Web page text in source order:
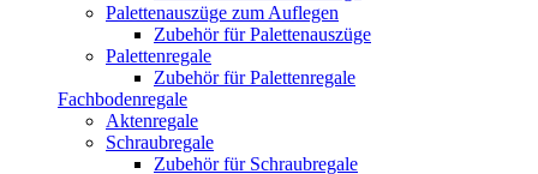
Palettenauszüge zum Auflegen
Zubehör für Palettenauszüge
Palettenregale
Zubehör für Palettenregale
Fachbodenregale
Aktenregale
Schraubregale
Zubehör für Schraubregale